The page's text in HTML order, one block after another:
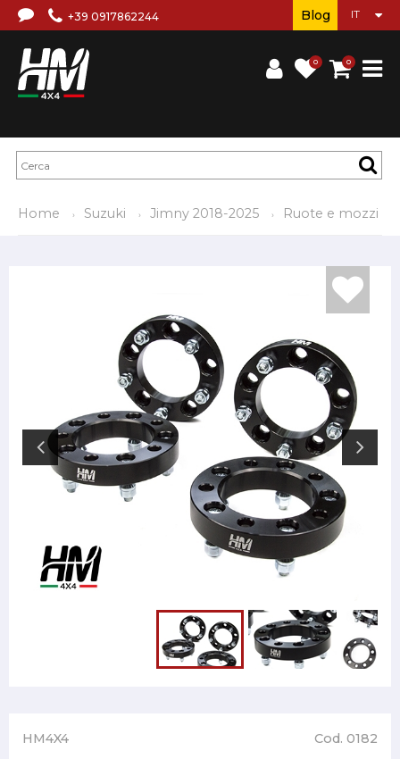
+39 0917862244
0 0
Blog
Home Suzuki Jimny 2018-2025 Ruote e mozzi
HM4X4 Cod. 0182